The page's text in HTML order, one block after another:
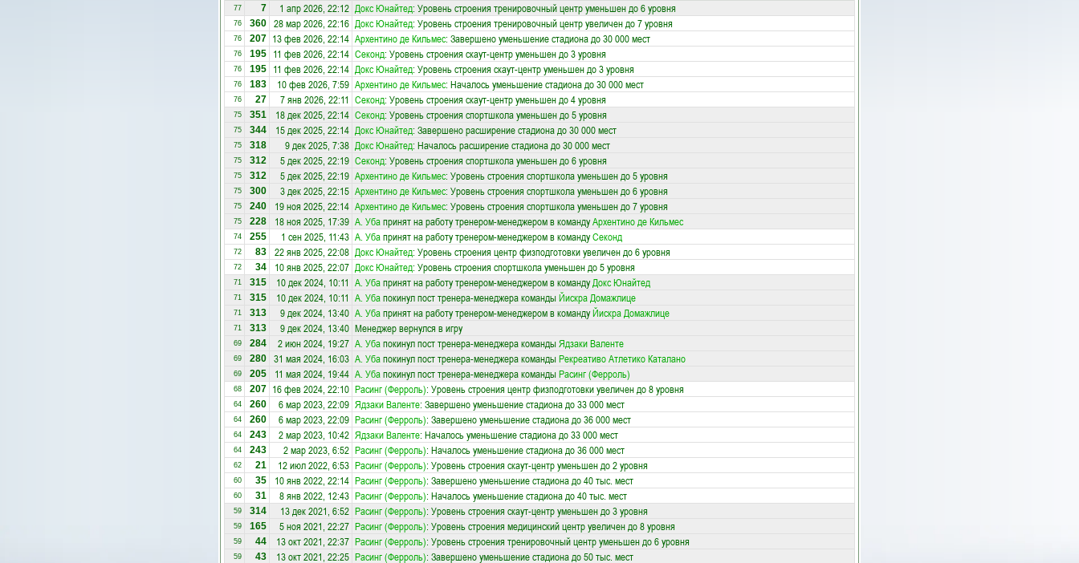
77 7 1 апр 2026, 22:12 Докс Юнайтед: Уровень строения тренировочный центр уменьшен до 6 уровня
76 360 28 мар 2026, 22:16 Докс Юнайтед: Уровень строения тренировочный центр увеличен до 7 уровня
76 207 13 фев 2026, 22:14 Архентино де Кильмес: Завершено уменьшение стадиона до 30 000 мест
76 195 11 фев 2026, 22:14 Секонд: Уровень строения скаут-центр уменьшен до 3 уровня
76 195 11 фев 2026, 22:14 Докс Юнайтед: Уровень строения скаут-центр уменьшен до 3 уровня
76 183 10 фев 2026, 7:59 Архентино де Кильмес: Началось уменьшение стадиона до 30 000 мест
76 27 7 янв 2026, 22:11 Секонд: Уровень строения скаут-центр уменьшен до 4 уровня
75 351 18 дек 2025, 22:14 Секонд: Уровень строения спортшкола уменьшен до 5 уровня
75 344 15 дек 2025, 22:14 Докс Юнайтед: Завершено расширение стадиона до 30 000 мест
75 318 9 дек 2025, 7:38 Докс Юнайтед: Началось расширение стадиона до 30 000 мест
75 312 5 дек 2025, 22:19 Секонд: Уровень строения спортшкола уменьшен до 6 уровня
75 312 5 дек 2025, 22:19 Архентино де Кильмес: Уровень строения спортшкола уменьшен до 5 уровня
75 300 3 дек 2025, 22:15 Архентино де Кильмес: Уровень строения спортшкола уменьшен до 6 уровня
75 240 19 ноя 2025, 22:14 Архентино де Кильмес: Уровень строения спортшкола уменьшен до 7 уровня
75 228 18 ноя 2025, 17:39 А. Убапринят на работу тренером-менеджером в командуАрхентино де Кильмес
74 255 1 сен 2025, 11:43 А. Убапринят на работу тренером-менеджером в командуСеконд
72 83 22 янв 2025, 22:08 Докс Юнайтед: Уровень строения центр физподготовки увеличен до 6 уровня
72 34 10 янв 2025, 22:07 Докс Юнайтед: Уровень строения спортшкола уменьшен до 5 уровня
71 315 10 дек 2024, 10:11 А. Убапринят на работу тренером-менеджером в командуДокс Юнайтед
71 315 10 дек 2024, 10:11 А. Убапокинул пост тренера-менеджера команды Йискра Домажлице
71 313 9 дек 2024, 13:40 А. Убапринят на работу тренером-менеджером в командуЙискра Домажлице
71 313 9 дек 2024, 13:40 Менеджер вернулся в игру
69 284 2 июн 2024, 19:27 А. Убапокинул пост тренера-менеджера команды Ядзаки Валенте
69 280 31 мая 2024, 16:03 А. Убапокинул пост тренера-менеджера команды Рекреативо Атлетико Каталано
69 205 11 мая 2024, 19:44 А. Убапокинул пост тренера-менеджера команды Расинг (Ферроль)
68 207 16 фев 2024, 22:10 Расинг (Ферроль): Уровень строения центр физподготовки увеличен до 8 уровня
64 260 6 мар 2023, 22:09 Ядзаки Валенте: Завершено уменьшение стадиона до 33 000 мест
64 260 6 мар 2023, 22:09 Расинг (Ферроль): Завершено уменьшение стадиона до 36 000 мест
64 243 2 мар 2023, 10:42 Ядзаки Валенте: Началось уменьшение стадиона до 33 000 мест
64 243 2 мар 2023, 6:52 Расинг (Ферроль): Началось уменьшение стадиона до 36 000 мест
62 21 12 июл 2022, 6:53 Расинг (Ферроль): Уровень строения скаут-центр уменьшен до 2 уровня
60 35 10 янв 2022, 22:14 Расинг (Ферроль): Завершено уменьшение стадиона до 40 тыс. мест
60 31 8 янв 2022, 12:43 Расинг (Ферроль): Началось уменьшение стадиона до 40 тыс. мест
59 314 13 дек 2021, 6:52 Расинг (Ферроль): Уровень строения скаут-центр уменьшен до 3 уровня
59 165 5 ноя 2021, 22:27 Расинг (Ферроль): Уровень строения медицинский центр увеличен до 8 уровня
59 44 13 окт 2021, 22:37 Расинг (Ферроль): Уровень строения тренировочный центр уменьшен до 6 уровня
59 43 13 окт 2021, 22:25 Расинг (Ферроль): Завершено уменьшение стадиона до 50 тыс. мест